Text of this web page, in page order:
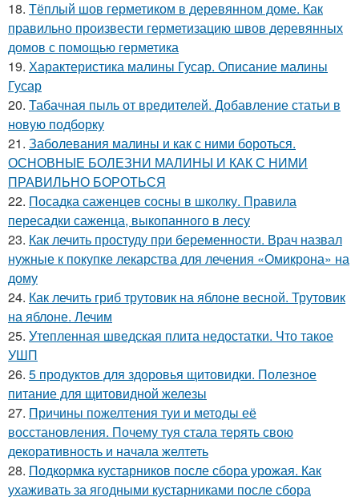
18. Тёплый шов герметиком в деревянном доме. Как
правильно произвести герметизацию швов деревянных
домов с помощью герметика
19. Характеристика малины Гусар. Описание малины
Гусар
20. Табачная пыль от вредителей. Добавление статьи в
новую подборку
21. Заболевания малины и как с ними бороться.
ОСНОВНЫЕ БОЛЕЗНИ МАЛИНЫ И КАК С НИМИ
ПРАВИЛЬНО БОРОТЬСЯ
22. Посадка саженцев сосны в школку. Правила
пересадки саженца, выкопанного в лесу
23. Как лечить простуду при беременности. Врач назвал
нужные к покупке лекарства для лечения «Омикрона» на
дому
24. Как лечить гриб трутовик на яблоне весной. Трутовик
на яблоне. Лечим
25. Утепленная шведская плита недостатки. Что такое
УШП
26. 5 продуктов для здоровья щитовидки. Полезное
питание для щитовидной железы
27. Причины пожелтения туи и методы её
восстановления. Почему туя стала терять свою
декоративность и начала желтеть
28. Подкормка кустарников после сбора урожая. Как
ухаживать за ягодными кустарниками после сбора